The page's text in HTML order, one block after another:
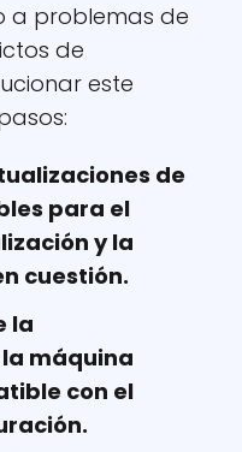
a problemas de
de
este
de
para el
y la
cuestión.
la
máquina
con el